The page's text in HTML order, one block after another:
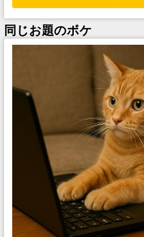
同じお題のボケ